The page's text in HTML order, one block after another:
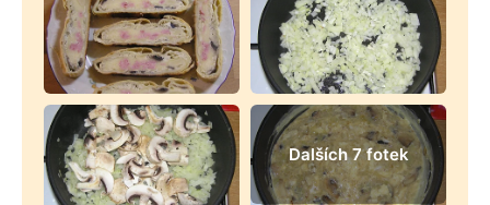
Dalších 7 fotek